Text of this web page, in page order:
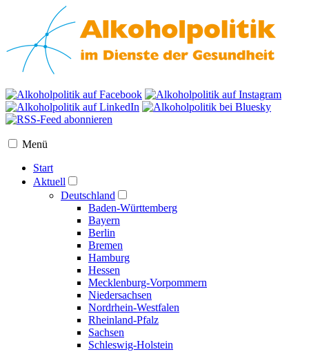
Menü
Start
Aktuell
Deutschland
Baden-Württemberg
Bayern
Berlin
Bremen
Hamburg
Hessen
Mecklenburg-Vorpommern
Niedersachsen
Nordrhein-Westfalen
Rheinland-Pfalz
Sachsen
Schleswig-Holstein